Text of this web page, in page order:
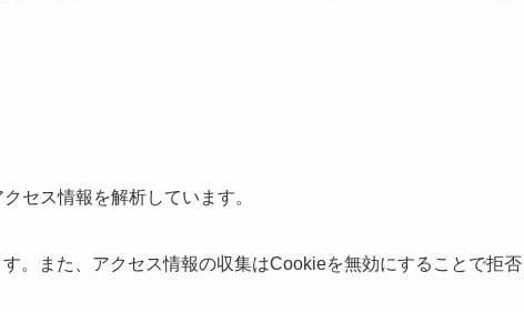
セス情報を解析しています。
。また、アクセス情報の収集はCookieを無効にすることで拒否